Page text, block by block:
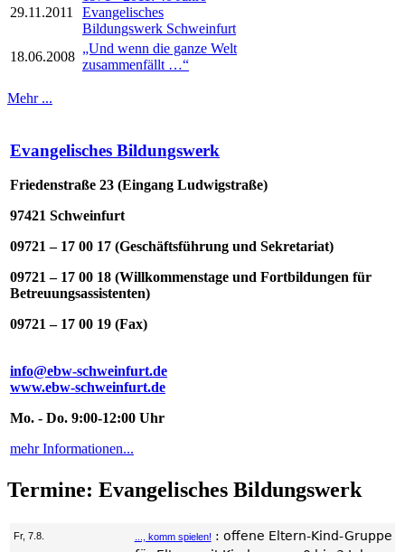
29.11.2011
Evangelisches
Bildungswerk Schweinfurt
18.06.2008
„Und wenn die ganze Welt
zusammenfällt …“
Mehr ...
Evangelisches Bildungswerk
Friedenstraße 23 (Eingang Ludwigstraße)
97421 Schweinfurt
09721 – 17 00 17 (Geschäftsführung und Sekretariat)
09721 – 17 00 18 (Willkommenstage und Fortbildungen für
Betreuungsassistenten)
09721 – 17 00 19 (Fax)
info@ebw-schweinfurt.de
www.ebw-schweinfurt.de
Mo. - Do. 9:00-12:00 Uhr
mehr Informationen...
Termine: Evangelisches Bildungswerk
Fr, 7.8. ..., komm spielen! : offene Eltern-Kind-Gruppe